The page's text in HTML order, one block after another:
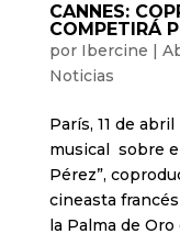
CANNES:
COMPETIRÁ
por Ibercine
Noticias
París, 11 de
musical sobre
Pérez”,
cineasta
la Palma de